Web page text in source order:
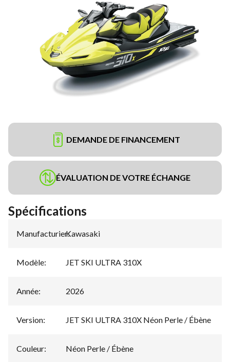
DEMANDE DE FINANCEMENT
ÉVALUATION DE VOTRE ÉCHANGE
Spécifications
Manufacturier:
Kawasaki
Modèle: JET SKI ULTRA 310X
Année: 2026
Version: JET SKI ULTRA 310X Néon Perle / Ébène
Couleur: Néon Perle / Ébène